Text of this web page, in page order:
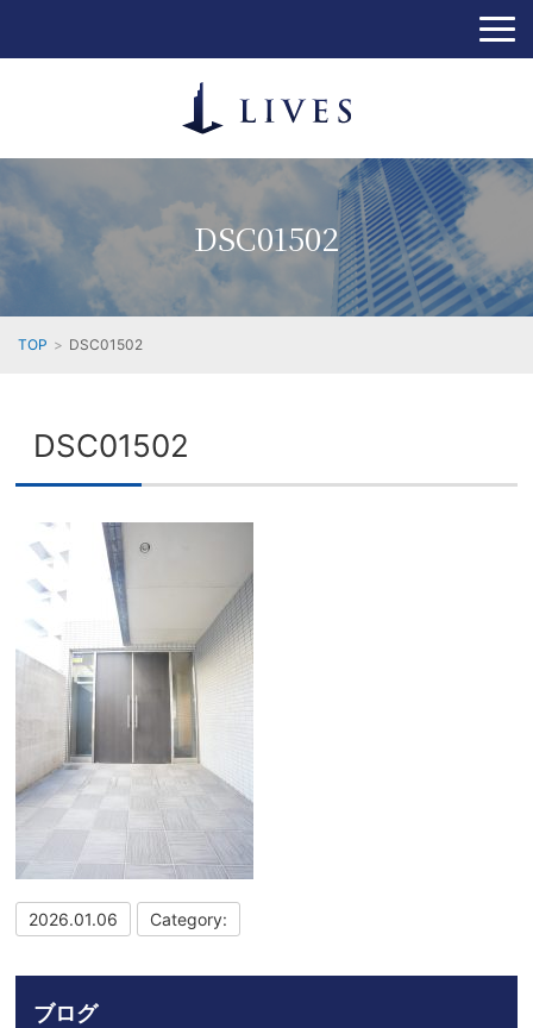
DSC01502
TOP DSC01502
DSC01502
2026.01.06 Category:
ブログ